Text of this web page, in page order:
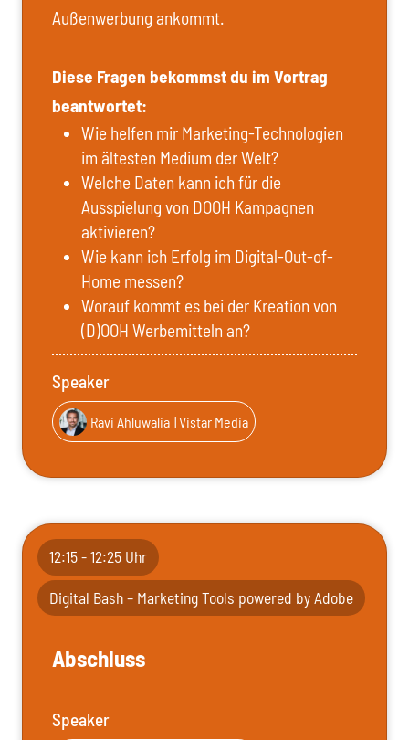
Außenwerbung ankommt.
Diese Fragen bekommst du im Vortrag
beantwortet:
Wie helfen mir Marketing-Technologien
im ältesten Medium der Welt?
Welche Daten kann ich für die
Ausspielung von DOOH Kampagnen
aktivieren?
Wie kann ich Erfolg im Digital-Out-of-
Home messen?
Worauf kommt es bei der Kreation von
(D)OOH Werbemitteln an?
Speaker
Ravi Ahluwalia | Vistar Media
12:15 - 12:25 Uhr
Digital Bash – Marketing Tools powered by Adobe
Abschluss
Speaker